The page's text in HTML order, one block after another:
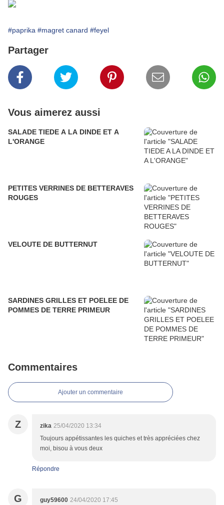
#paprika #magret canard #feyel
Partager
Vous aimerez aussi
SALADE TIEDE A LA DINDE ET A
L'ORANGE
PETITES VERRINES DE BETTERAVES
ROUGES
VELOUTE DE BUTTERNUT
SARDINES GRILLES ET POELEE DE
POMMES DE TERRE PRIMEUR
Commentaires
Ajouter un commentaire
Z zika 25/04/2020 13:34
Toujours appétissantes les quiches et très appréciées chez
moi, bisou à vous deux
Répondre
G guy59600 24/04/2020 17:45